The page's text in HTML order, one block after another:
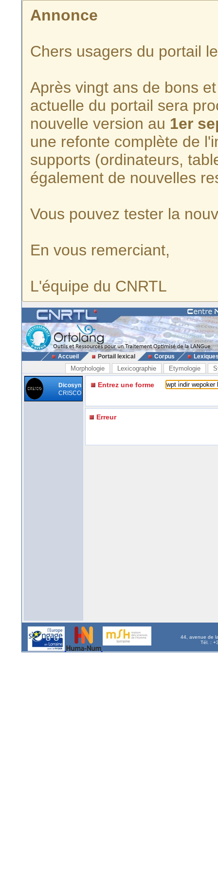
Annonce
Chers usagers du portail
Après vingt ans de bons
actuelle du portail sera
nouvelle version au 1er
une refonte complète de
supports (ordinateurs,
également de nouvelles
Vous pouvez tester la
En vous remerciant,
L'équipe du CNRTL
Accueil Portail lexical Corpus
Morphologie Lexicographie Etymologie
Dicosyn
CRISCO
Entrez une forme
Erreur
44, avenue de
Tél. :